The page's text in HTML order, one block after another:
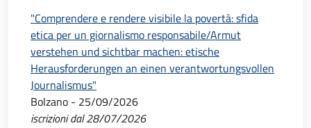
"Comprendere e rendere visibile la povertà: sfida
etica per un giornalismo responsabile/Armut
verstehen und sichtbar machen: etische
Herausforderungen an einen verantwortungsvollen
Journalismus"
Bolzano - 25/09/2026
iscrizioni dal 28/07/2026